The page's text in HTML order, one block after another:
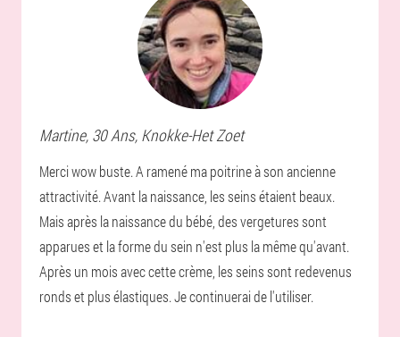
Martine, 30 Ans, Knokke-Het Zoet
Merci wow buste. A ramené ma poitrine à son ancienne
attractivité. Avant la naissance, les seins étaient beaux.
Mais après la naissance du bébé, des vergetures sont
apparues et la forme du sein n'est plus la même qu'avant.
Après un mois avec cette crème, les seins sont redevenus
ronds et plus élastiques. Je continuerai de l'utiliser.